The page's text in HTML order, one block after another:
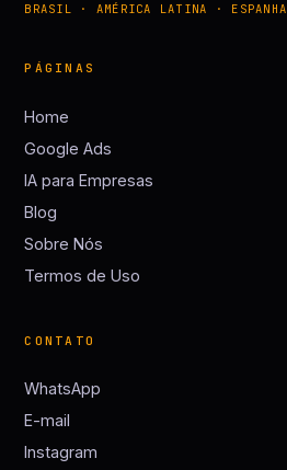
BRASIL · AMÉRICA LATINA · ESPANHA
PÁGINAS
Home
Google Ads
IA para Empresas
Blog
Sobre Nós
Termos de Uso
CONTATO
WhatsApp
E-mail
Instagram